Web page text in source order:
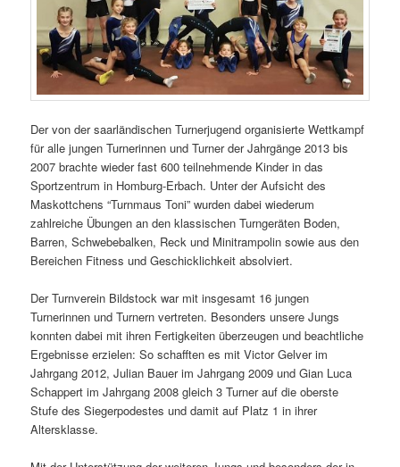
Der von der saarländischen Turnerjugend organisierte Wettkampf
für alle jungen Turnerinnen und Turner der Jahrgänge 2013 bis
2007 brachte wieder fast 600 teilnehmende Kinder in das
Sportzentrum in Homburg-Erbach. Unter der Aufsicht des
Maskottchens “Turnmaus Toni” wurden dabei wiederum
zahlreiche Übungen an den klassischen Turngeräten Boden,
Barren, Schwebebalken, Reck und Minitrampolin sowie aus den
Bereichen Fitness und Geschicklichkeit absolviert.
Der Turnverein Bildstock war mit insgesamt 16 jungen
Turnerinnen und Turnern vertreten. Besonders unsere Jungs
konnten dabei mit ihren Fertigkeiten überzeugen und beachtliche
Ergebnisse erzielen: So schafften es mit Victor Gelver im
Jahrgang 2012, Julian Bauer im Jahrgang 2009 und Gian Luca
Schappert im Jahrgang 2008 gleich 3 Turner auf die oberste
Stufe des Siegerpodestes und damit auf Platz 1 in ihrer
Altersklasse.